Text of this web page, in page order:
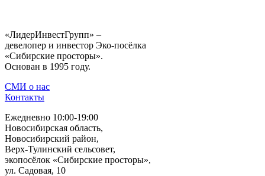
«ЛидерИнвестГрупп» –
девелопер и инвестор Эко-посёлка
«Сибирские просторы».
Основан в 1995 году.
СМИ о нас
Контакты
Ежедневно 10:00-19:00
Новосибирская область,
Новосибирский район,
Верх-Тулинский сельсовет,
экопосёлок «Сибирские просторы»,
ул. Садовая, 10